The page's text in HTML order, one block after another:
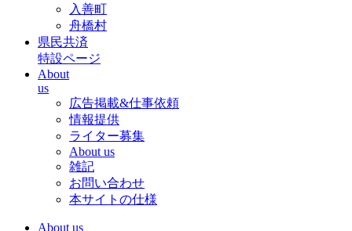
入善町
舟橋村
県民共済
特設ページ
About
us
広告掲載&仕事依頼
情報提供
ライター募集
About us
雑記
お問い合わせ
本サイトの仕様
About us